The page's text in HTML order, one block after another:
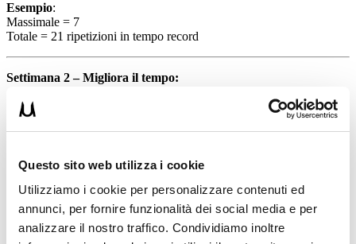
Questo sito web utilizza i cookie
Utilizziamo i cookie per personalizzare contenuti ed
annunci, per fornire funzionalità dei social media e per
analizzare il nostro traffico. Condividiamo inoltre
Esempio:
Massimale = 7
Totale = 21 ripetizioni in tempo record
Settimana 2 – Migliora il tempo:
Cerca di completarle inmeno temporispetto alla settimana
Settimana 3 – Più ripetizioni, stesso principio:
Aggiungi +5 ripetizioni totali